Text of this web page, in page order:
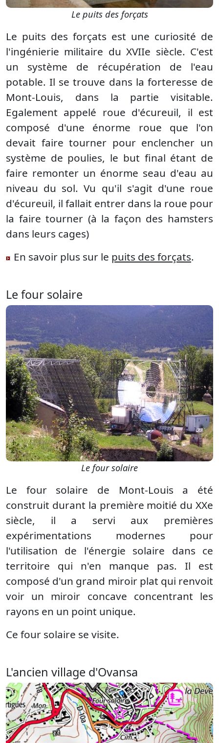
Le puits des forçats
Le puits des forçats est une curiosité de
l'ingénierie militaire du XVIIe siècle. C'est
un système de récupération de l'eau
potable. Il se trouve dans la forteresse de
Mont-Louis, dans la partie visitable.
Egalement appelé roue d'écureuil, il est
composé d'une énorme roue que l'on
devait faire tourner pour enclencher un
système de poulies, le but final étant de
faire remonter un énorme seau d'eau au
niveau du sol. Vu qu'il s'agit d'une roue
d'écureuil, il fallait entrer dans la roue pour
la faire tourner (à la façon des hamsters
dans leurs cages)
En savoir plus sur le puits des forçats.
Le four solaire
Le four solaire
Le four solaire de Mont-Louis a été
construit durant la première moitié du XXe
siècle, il a servi aux premières
expérimentations modernes pour
l'utilisation de l'énergie solaire dans ce
territoire qui n'en manque pas. Il est
composé d'un grand miroir plat qui renvoit
voir un miroir concave concentrant les
rayons en un point unique.
Ce four solaire se visite.
L'ancien village d'Ovansa